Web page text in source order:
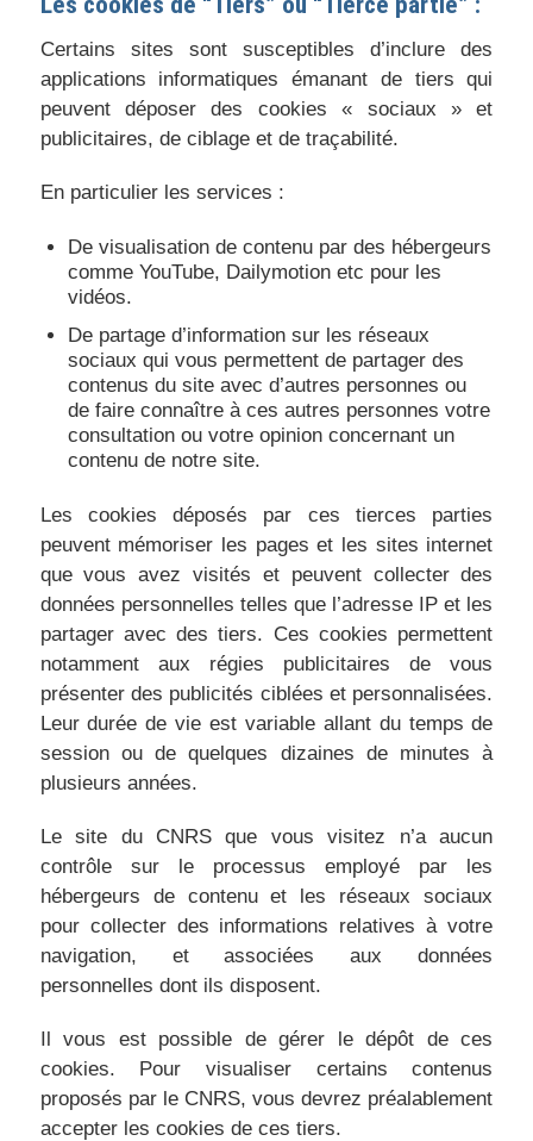
Certains sites sont susceptibles d’inclure des
applications informatiques émanant de tiers qui
peuvent déposer des cookies « sociaux » et
publicitaires, de ciblage et de traçabilité.
En particulier les services :
De visualisation de contenu par des hébergeurs
comme YouTube, Dailymotion etc pour les
vidéos.
De partage d’information sur les réseaux
sociaux qui vous permettent de partager des
contenus du site avec d’autres personnes ou
de faire connaître à ces autres personnes votre
consultation ou votre opinion concernant un
contenu de notre site.
Les cookies déposés par ces tierces parties
peuvent mémoriser les pages et les sites internet
que vous avez visités et peuvent collecter des
données personnelles telles que l’adresse IP et les
partager avec des tiers. Ces cookies permettent
notamment aux régies publicitaires de vous
présenter des publicités ciblées et personnalisées.
Leur durée de vie est variable allant du temps de
session ou de quelques dizaines de minutes à
plusieurs années.
Le site du CNRS que vous visitez n’a aucun
contrôle sur le processus employé par les
hébergeurs de contenu et les réseaux sociaux
pour collecter des informations relatives à votre
navigation, et associées aux données
personnelles dont ils disposent.
Il vous est possible de gérer le dépôt de ces
cookies. Pour visualiser certains contenus
proposés par le CNRS, vous devrez préalablement
accepter les cookies de ces tiers.